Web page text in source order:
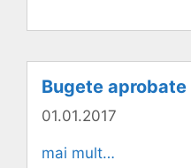
Bugete aprobate
01.01.2017
mai mult…